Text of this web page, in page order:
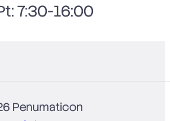
7:30-16:00
Penumaticon